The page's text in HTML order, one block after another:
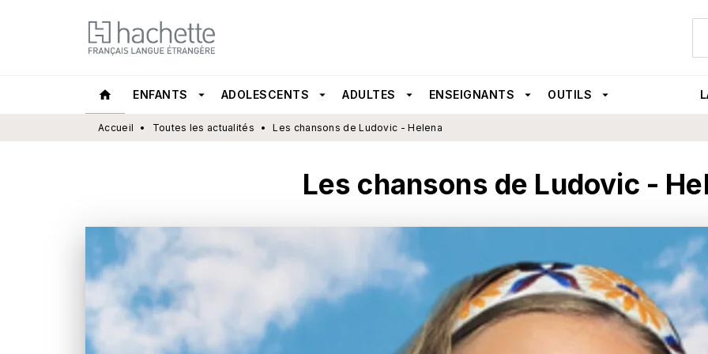
MENU RECHERCHE
home ENFANTS arrow_drop_down ADOLESCENTS arrow_drop_down ADULTES arrow_drop_down ENSEIGNANTS arrow_drop_down OUTILS arrow_drop_down
Accueil • Toutes les actualités • Les chansons de Ludovic - Helena
Les chansons de Ludovic -